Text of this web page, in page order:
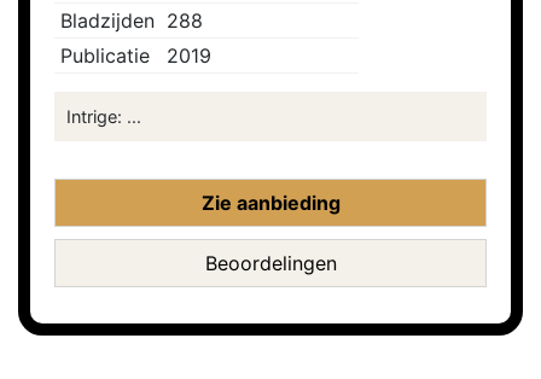
Bladzijden 288
Publicatie
2019
Intrige: ...
Zie aanbieding
Beoordelingen